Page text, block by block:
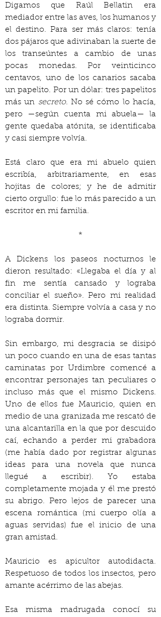
Digamos que Raúl Bellatin era
mediador entre las aves, los humanos y
el destino. Para ser más claros: tenía
dos pájaros que adivinaban la suerte de
los transeúntes a cambio de unas
pocas monedas. Por veinticinco
centavos, uno de los canarios sacaba
un papelito. Por un dólar: tres papelitos
más un secreto. No sé cómo lo hacía,
pero —según cuenta mi abuela— la
gente quedaba atónita, se identificaba
y casi siempre volvía.
Está claro que era mi abuelo quien
escribía, arbitrariamente, en esas
hojitas de colores; y he de admitir
cierto orgullo: fue lo más parecido a un
escritor en mi familia.
*
A Dickens los paseos nocturnos le
dieron resultado: «Llegaba el día y al
fin me sentía cansado y lograba
conciliar el sueño». Pero mi realidad
era distinta. Siempre volvía a casa y no
lograba dormir.
Sin embargo, mi desgracia se disipó
un poco cuando en una de esas tantas
caminatas por Urdimbre comencé a
encontrar personajes tan peculiares o
incluso más que el mismo Dickens.
Uno de ellos fue Mauricio, quien en
medio de una granizada me rescató de
una alcantarilla en la que por descuido
caí, echando a perder mi grabadora
(me había dado por registrar algunas
ideas para una novela que nunca
llegué a escribir). Yo estaba
completamente mojada y él me prestó
su abrigo. Pero lejos de parecer una
escena romántica (mi cuerpo olía a
aguas servidas) fue el inicio de una
gran amistad.
Mauricio es apicultor autodidacta.
Respetuoso de todos los insectos, pero
amante acérrimo de las abejas.
Esa misma madrugada conocí su